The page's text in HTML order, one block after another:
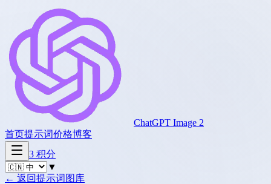
ChatGPT Image 2
首页提示词价格博客
3 积分
▼
← 返回提示词图库